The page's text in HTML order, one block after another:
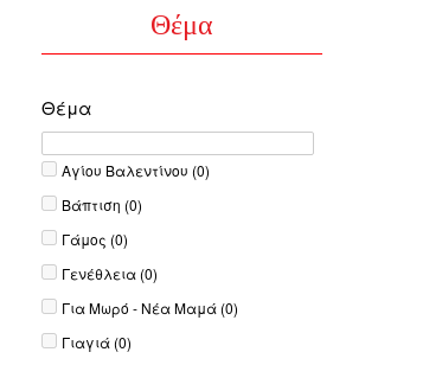
Θέμα
Θέμα
Αγίου Βαλεντίνου (0)
Βάπτιση (0)
Γάμος (0)
Γενέθλεια (0)
Για Μωρό - Νέα Μαμά (0)
Γιαγιά (0)